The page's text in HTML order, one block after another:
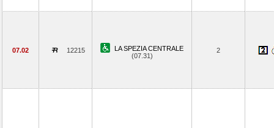
07.02 12215
LA SPEZIA CENTRALE
(07.31)
2